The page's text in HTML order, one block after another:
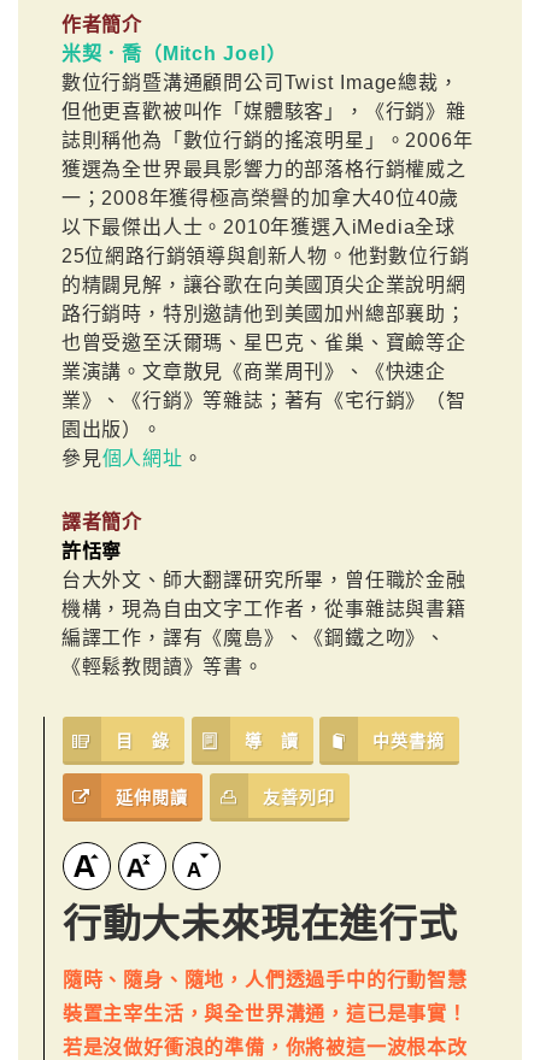
作者簡介
米契．喬（Mitch Joel）
數位行銷暨溝通顧問公司Twist Image總裁，
但他更喜歡被叫作「媒體駭客」，《行銷》雜
誌則稱他為「數位行銷的搖滾明星」。2006年
獲選為全世界最具影響力的部落格行銷權威之
一；2008年獲得極高榮譽的加拿大40位40歲
以下最傑出人士。2010年獲選入iMedia全球
25位網路行銷領導與創新人物。他對數位行銷
的精闢見解，讓谷歌在向美國頂尖企業說明網
路行銷時，特別邀請他到美國加州總部襄助；
也曾受邀至沃爾瑪、星巴克、雀巢、寶鹼等企
業演講。文章散見《商業周刊》、《快速企
業》、《行銷》等雜誌；著有《宅行銷》（智
園出版）。
參見個人網址 。
譯者簡介
許恬寧
台大外文、師大翻譯研究所畢，曾任職於金融
機構，現為自由文字工作者，從事雜誌與書籍
編譯工作，譯有《魔島》、《鋼鐵之吻》、
《輕鬆教閱讀》等書。
目 錄 導 讀 中英書摘
延伸閱讀 友善列印
行動大未來現在進行式
隨時、隨身、隨地，人們透過手中的行動智慧
裝置主宰生活，與全世界溝通，這已是事實！
若是沒做好衝浪的準備，你將被這一波根本改